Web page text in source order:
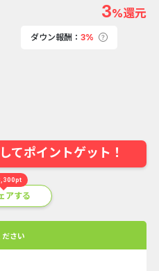
3%還元
ダウン報酬： 3%
てポイントゲット！
アする
さい